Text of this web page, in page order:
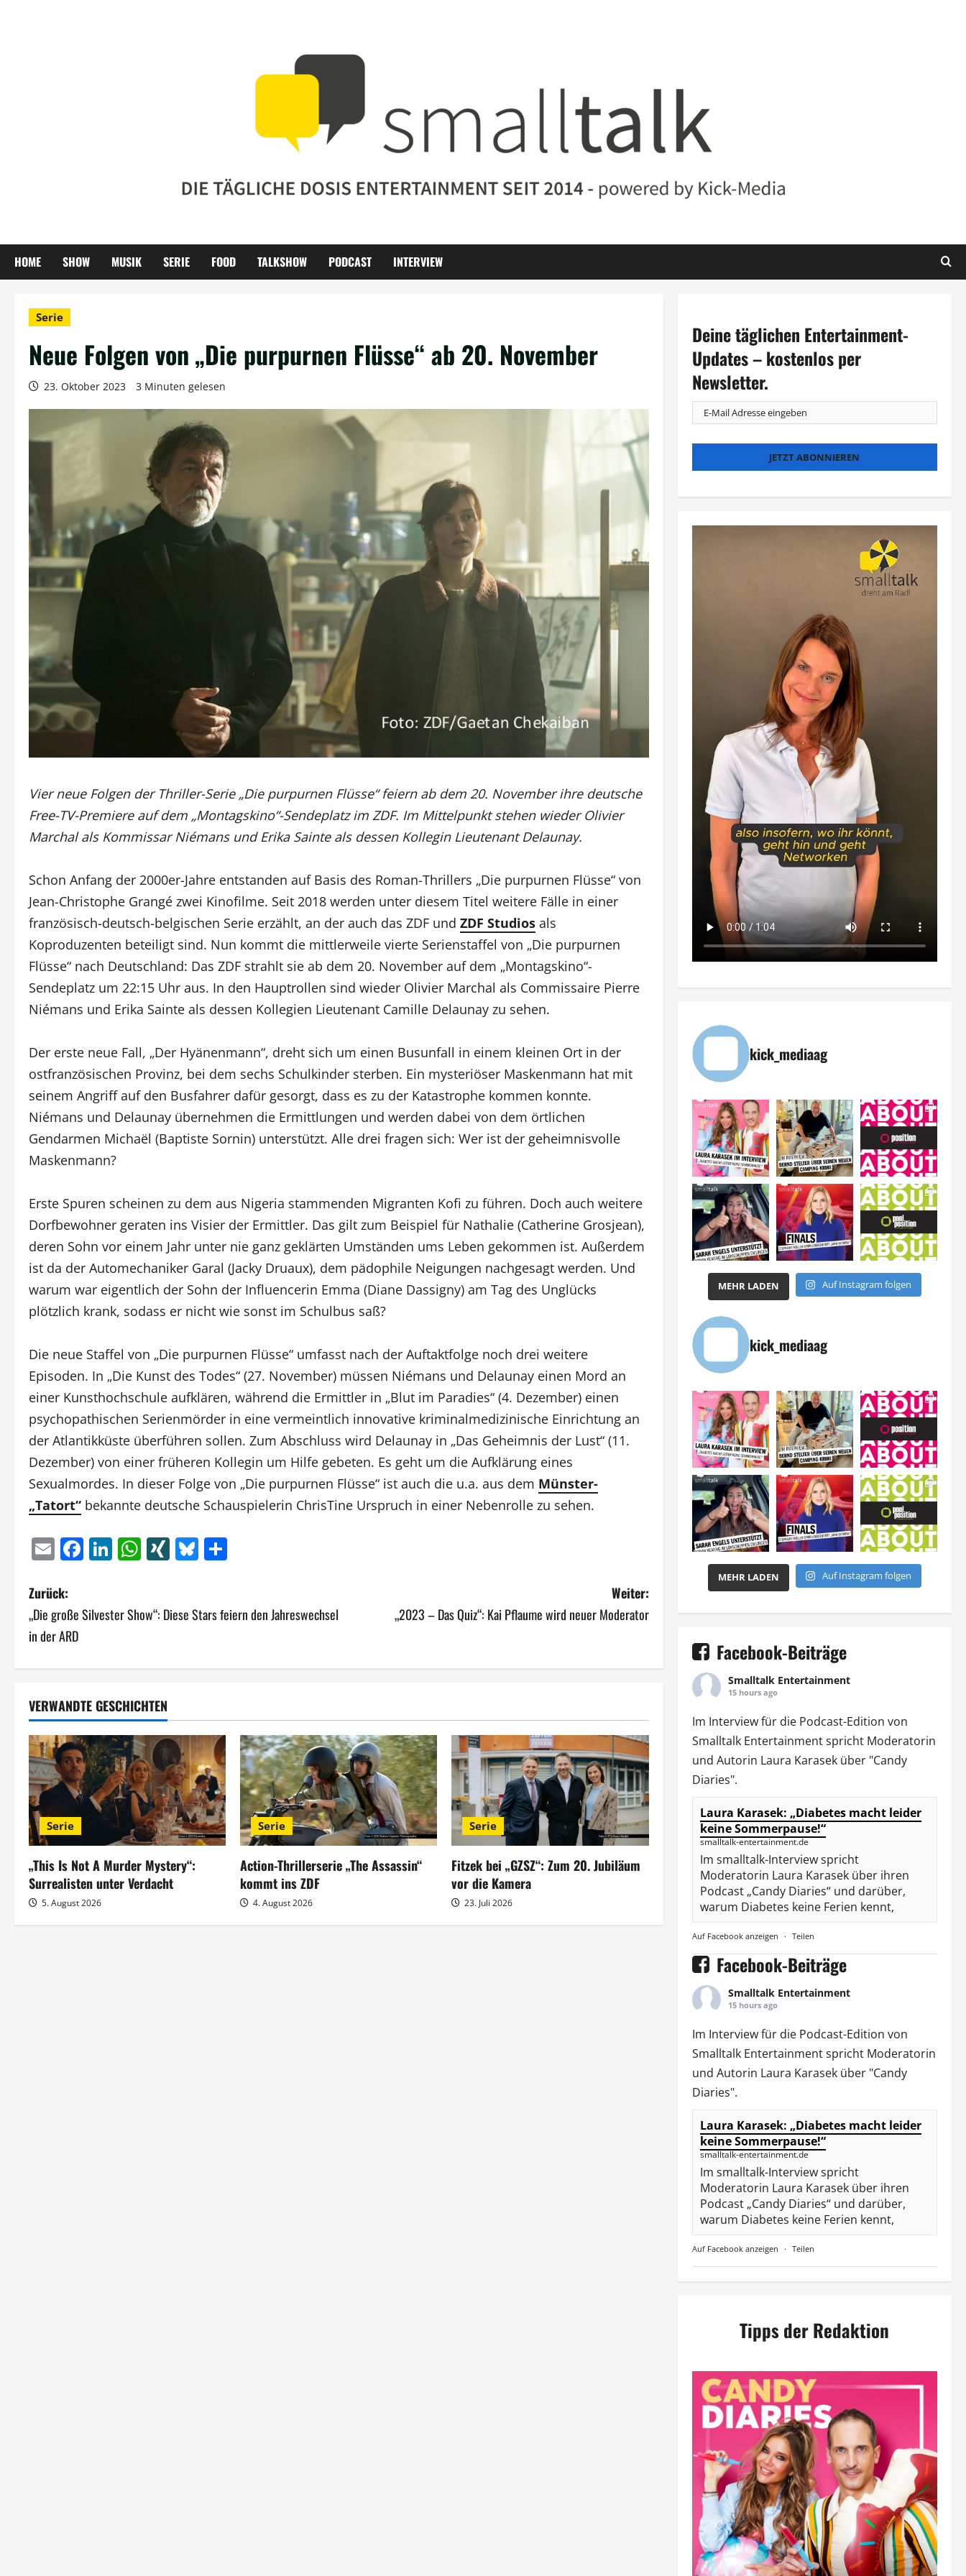
HOME SHOW MUSIK SERIE FOOD TALKSHOW PODCAST INTERVIEW
Serie
Neue Folgen von „Die purpurnen Flüsse“ ab 20. November
23. Oktober 2023 3 Minuten gelesen
Vier neue Folgen der Thriller-Serie „Die purpurnen Flüsse“ feiern ab dem 20. November ihre deutsche
Free-TV-Premiere auf dem „Montagskino“-Sendeplatz im ZDF. Im Mittelpunkt stehen wieder Olivier
Marchal als Kommissar Niémans und Erika Sainte als dessen Kollegin Lieutenant Delaunay.
Schon Anfang der 2000er-Jahre entstanden auf Basis des Roman-Thrillers „Die purpurnen Flüsse“ von
Jean-Christophe Grangé zwei Kinofilme. Seit 2018 werden unter diesem Titel weitere Fälle in einer
französisch-deutsch-belgischen Serie erzählt, an der auch das ZDF und ZDF Studios als
Koproduzenten beteiligt sind. Nun kommt die mittlerweile vierte Serienstaffel von „Die purpurnen
Flüsse“ nach Deutschland: Das ZDF strahlt sie ab dem 20. November auf dem „Montagskino“-
Sendeplatz um 22:15 Uhr aus. In den Hauptrollen sind wieder Olivier Marchal als Commissaire Pierre
Niémans und Erika Sainte als dessen Kollegien Lieutenant Camille Delaunay zu sehen.
Der erste neue Fall, „Der Hyänenmann“, dreht sich um einen Busunfall in einem kleinen Ort in der
ostfranzösischen Provinz, bei dem sechs Schulkinder sterben. Ein mysteriöser Maskenmann hat mit
seinem Angriff auf den Busfahrer dafür gesorgt, dass es zu der Katastrophe kommen konnte.
Niémans und Delaunay übernehmen die Ermittlungen und werden dabei von dem örtlichen
Gendarmen Michaël (Baptiste Sornin) unterstützt. Alle drei fragen sich: Wer ist der geheimnisvolle
Maskenmann?
Erste Spuren scheinen zu dem aus Nigeria stammenden Migranten Kofi zu führen. Doch auch weitere
Dorfbewohner geraten ins Visier der Ermittler. Das gilt zum Beispiel für Nathalie (Catherine Grosjean),
deren Sohn vor einem Jahr unter nie ganz geklärten Umständen ums Leben gekommen ist. Außerdem
ist da der Automechaniker Garal (Jacky Druaux), dem pädophile Neigungen nachgesagt werden. Und
warum war eigentlich der Sohn der Influencerin Emma (Diane Dassigny) am Tag des Unglücks
plötzlich krank, sodass er nicht wie sonst im Schulbus saß?
Die neue Staffel von „Die purpurnen Flüsse“ umfasst nach der Auftaktfolge noch drei weitere
Episoden. In „Die Kunst des Todes“ (27. November) müssen Niémans und Delaunay einen Mord an
einer Kunsthochschule aufklären, während die Ermittler in „Blut im Paradies“ (4. Dezember) einen
psychopathischen Serienmörder in eine vermeintlich innovative kriminalmedizinische Einrichtung an
der Atlantikküste überführen sollen. Zum Abschluss wird Delaunay in „Das Geheimnis der Lust“ (11.
Dezember) von einer früheren Kollegin um Hilfe gebeten. Es geht um die Aufklärung eines
Sexualmordes. In dieser Folge von „Die purpurnen Flüsse“ ist auch die u.a. aus dem Münster-
„Tatort“ bekannte deutsche Schauspielerin ChrisTine Urspruch in einer Nebenrolle zu sehen.
EmailFacebook
LinkedIn
WhatsApp
XINGBluesky
B
e
r
a
g
s
n
a
v
i
Zurück:
„Die große Silvester Show“: Diese Stars feiern den Jahreswechsel
in der ARD
Weiter:
„2023 – Das Quiz“: Kai Pflaume wird neuer Moderator
VERWANDTE GESCHICHTEN
Serie
„This Is Not A Murder Mystery“:
Surrealisten unter Verdacht
5. August 2026
Serie
Action-Thrillerserie „The Assassin“
kommt ins ZDF
4. August 2026
Serie
Fitzek bei „GZSZ“: Zum 20. Jubiläum
vor die Kamera
23. Juli 2026
Deine täglichen Entertainment-
Updates – kostenlos per
Newsletter.
kick_mediaag
MEHR LADEN Auf Instagram folgen
kick_mediaag
MEHR LADEN Auf Instagram folgen
Facebook-Beiträge
Smalltalk Entertainment
15 hours ago
Im Interview für die Podcast-Edition von
Smalltalk Entertainmentspricht Moderatorin
und Autorin Laura Karaseküber "Candy
Diaries".
Laura Karasek: „Diabetes macht leider
keine Sommerpause!“
smalltalk-entertainment.de
Im smalltalk-Interview spricht
Moderatorin Laura Karasek über ihren
Podcast „Candy Diaries“ und darüber,
warum Diabetes keine Ferien kennt,
Auf Facebook anzeigen · Teilen
Facebook-Beiträge
Smalltalk Entertainment
15 hours ago
Im Interview für die Podcast-Edition von
Smalltalk Entertainmentspricht Moderatorin
und Autorin Laura Karaseküber "Candy
Diaries".
Laura Karasek: „Diabetes macht leider
keine Sommerpause!“
smalltalk-entertainment.de
Im smalltalk-Interview spricht
Moderatorin Laura Karasek über ihren
Podcast „Candy Diaries“ und darüber,
warum Diabetes keine Ferien kennt,
Auf Facebook anzeigen · Teilen
Tipps der Redaktion